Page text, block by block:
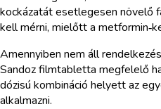
kockázatát esetlegesen növelő
kell mérni, mielőtt a
Amennyiben nem áll
Sandoz filmtabletta megfelelő
dózisú kombináció helyett az
alkalmazni.